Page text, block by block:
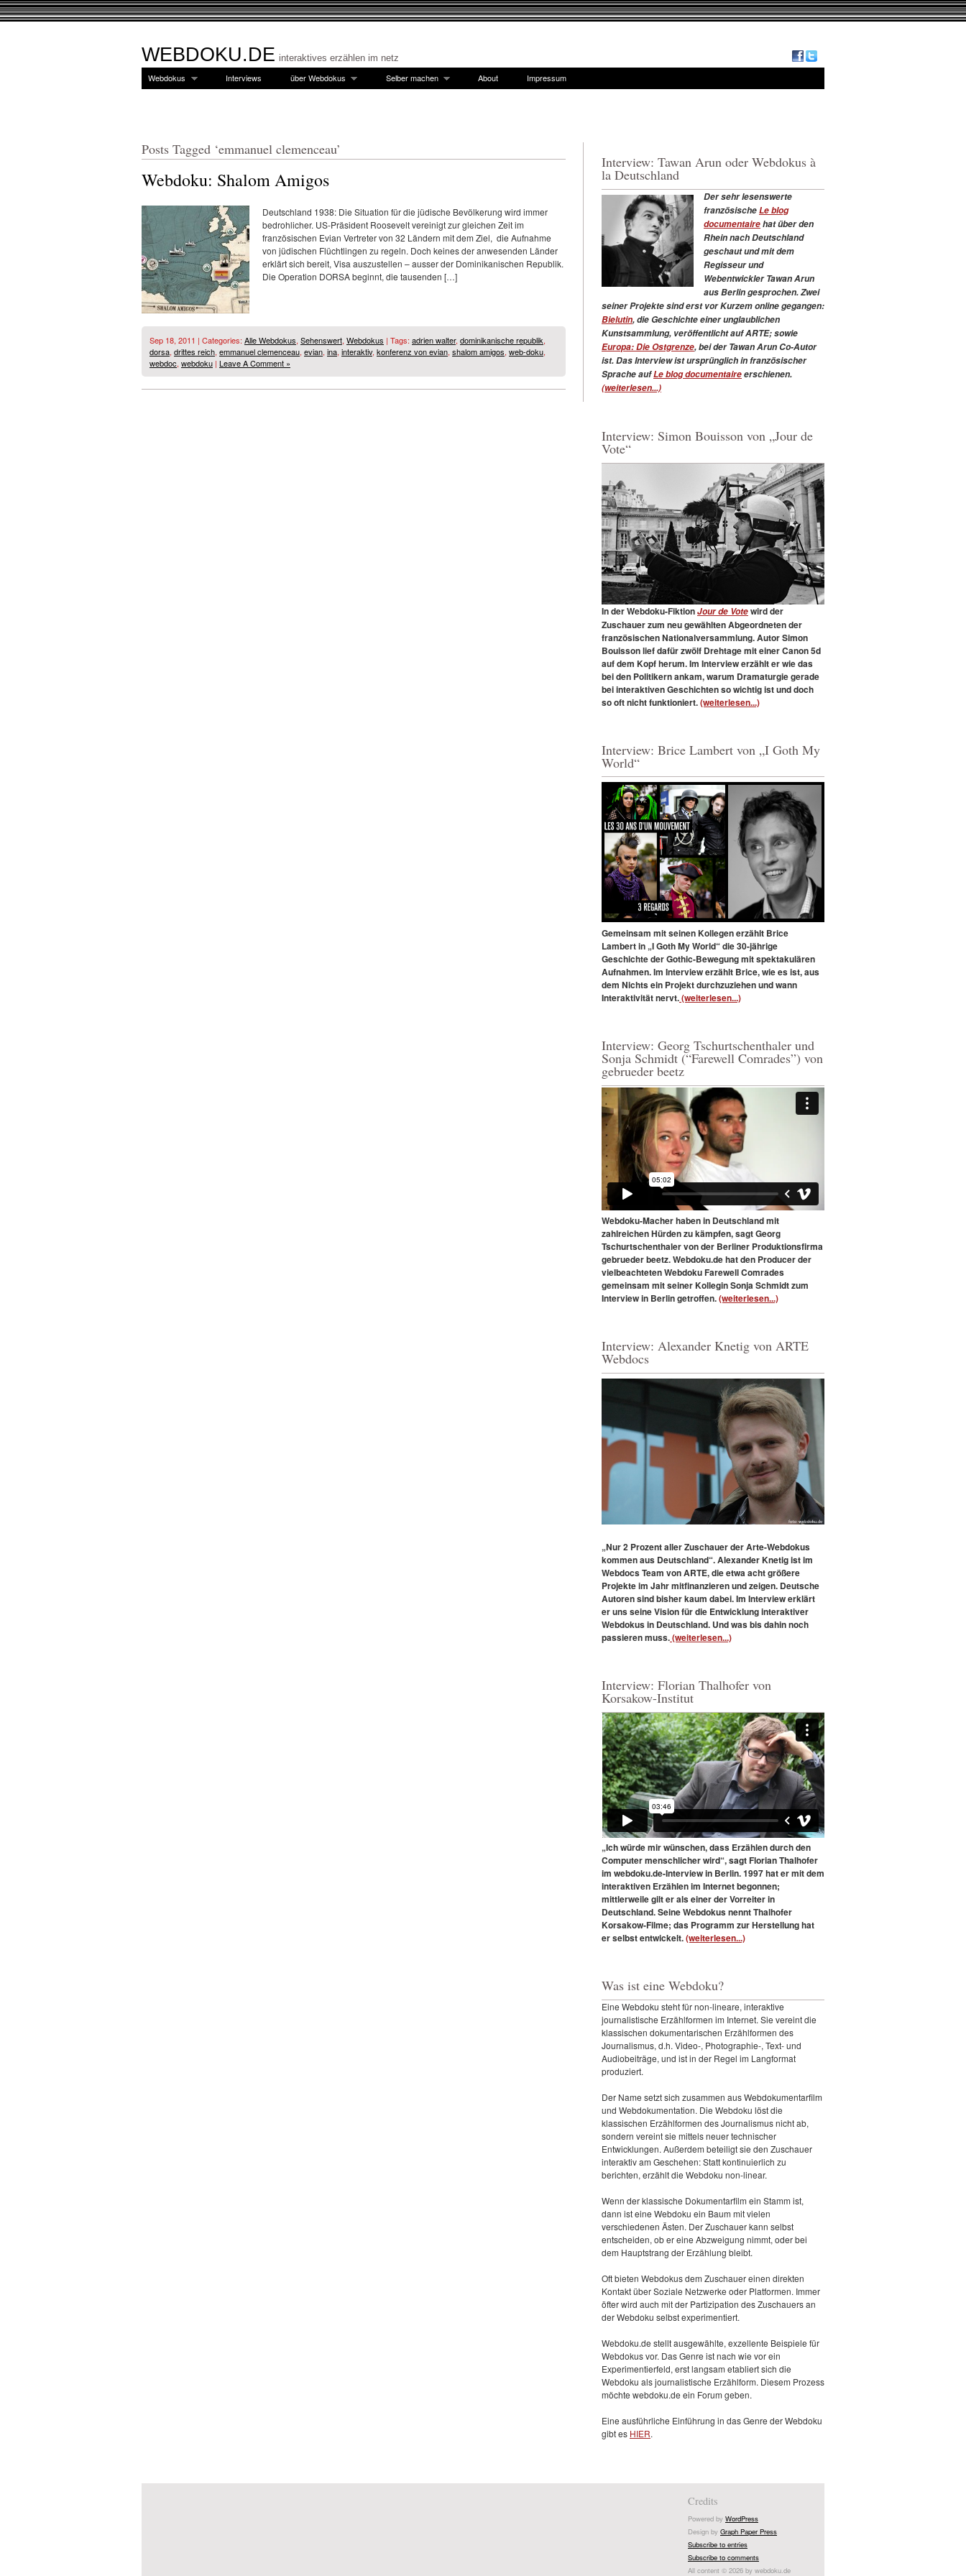
WEBDOKU.DE interaktives erzählen im netz
Webdokus Interviews über Webdokus Selber machen About Impressum
Posts Tagged ‘emmanuel clemenceau’
Webdoku: Shalom Amigos
Deutschland 1938: Die Situation für die jüdische Bevölkerung wird immer
bedrohlicher. US-Präsident Roosevelt vereinigt zur gleichen Zeit im
französischen Evian Vertreter von 32 Ländern mit dem Ziel, die Aufnahme
von jüdischen Flüchtlingen zu regeln. Doch keines der anwesenden Länder
erklärt sich bereit, Visa auszustellen – ausser der Dominikanischen Republik.
Die Operation DORSA beginnt, die tausenden […]
Sep 18, 2011 | Categories: Alle Webdokus, Sehenswert, Webdokus | Tags: adrien walter, dominikanische republik,
dorsa, drittes reich, emmanuel clemenceau, evian, ina, interaktiv, konferenz von evian, shalom amigos, web-doku,
webdoc, webdoku | Leave A Comment »
Interview: Tawan Arun oder Webdokus à
la Deutschland
Der sehr lesenswerte
französischeLe blog
documentairehat über den
Rhein nach Deutschland
geschaut und mit dem
Regisseur und
Webentwickler Tawan Arun
aus Berlin gesprochen. Zwei
seiner Projekte sind erst vor Kurzem online gegangen:
Bielutin, die Geschichte einer unglaublichen
Kunstsammlung, veröffentlicht auf ARTE; sowie
Europa: Die Ostgrenze, bei der Tawan Arun Co-Autor
ist.Das Interview ist ursprünglich in französischer
Sprache aufLe blog documentaireerschienen.
(weiterlesen...)
Interview: Simon Bouisson von „Jour de
Vote“
In der Webdoku-FiktionJour de Votewird der
Zuschauer zum neu gewählten Abgeordneten der
französischen Nationalversammlung. Autor Simon
Bouisson lief dafür zwölf Drehtage mit einer Canon 5d
auf dem Kopf herum. Im Interview erzählt er wie das
bei den Politikern ankam, warum Dramaturgie gerade
bei interaktiven Geschichten so wichtig ist und doch
so oft nicht funktioniert.(weiterlesen...)
Interview: Brice Lambert von „I Goth My
World“
Gemeinsam mit seinen Kollegen erzählt Brice
Lambert in „I Goth My World“ die 30-jährige
Geschichte der Gothic-Bewegung mit spektakulären
Aufnahmen. Im Interview erzählt Brice, wie es ist, aus
dem Nichts ein Projekt durchzuziehen und wann
Interaktivität nervt.(weiterlesen...)
Interview: Georg Tschurtschenthaler und
Sonja Schmidt (“Farewell Comrades”) von
gebrueder beetz
Webdoku-Macher haben in Deutschland mit
zahlreichen Hürden zu kämpfen, sagt Georg
Tschurtschenthaler von der Berliner Produktionsfirma
gebrueder beetz. Webdoku.de hat den Producer der
vielbeachteten Webdoku Farewell Comrades
gemeinsam mit seiner Kollegin Sonja Schmidt zum
Interview in Berlin getroffen.(weiterlesen...)
Interview: Alexander Knetig von ARTE
Webdocs
„Nur 2 Prozent aller Zuschauer der Arte-Webdokus
kommen aus Deutschland“.Alexander Knetig ist im
Webdocs Team von ARTE, die etwa acht größere
Projekte im Jahr mitfinanzieren und zeigen. Deutsche
Autoren sind bisher kaum dabei. Im Interview erklärt
er uns seine Vision für die Entwicklung interaktiver
Webdokus in Deutschland. Und was bis dahin noch
passieren muss.(weiterlesen...)
Interview: Florian Thalhofer von
Korsakow-Institut
„Ich würde mir wünschen, dass Erzählen durch den
Computer menschlicher wird“, sagt Florian Thalhofer
im webdoku.de-Interview in Berlin. 1997 hat er mit dem
interaktiven Erzählen im Internet begonnen;
mittlerweile gilt er als einer der Vorreiter in
Deutschland. Seine Webdokus nennt Thalhofer
Korsakow-Filme; das Programm zur Herstellung hat
er selbst entwickelt.(weiterlesen...)
Was ist eine Webdoku?
Eine Webdoku steht für non-lineare, interaktive
journalistische Erzählformen im Internet. Sie vereint die
klassischen dokumentarischen Erzählformen des
Journalismus, d.h. Video-, Photographie-, Text- und
Audiobeiträge, und ist in der Regel im Langformat
produziert.
Der Name setzt sich zusammen aus Webdokumentarfilm
und Webdokumentation. Die Webdoku löst die
klassischen Erzählformen des Journalismus nicht ab,
sondern vereint sie mittels neuer technischer
Entwicklungen. Außerdem beteiligt sie den Zuschauer
interaktiv am Geschehen: Statt kontinuierlich zu
berichten, erzählt die Webdoku non-linear.
Wenn der klassische Dokumentarfilm ein Stamm ist,
dann ist eine Webdoku ein Baum mit vielen
verschiedenen Ästen. Der Zuschauer kann selbst
entscheiden, ob er eine Abzweigung nimmt, oder bei
dem Hauptstrang der Erzählung bleibt.
Oft bieten Webdokus dem Zuschauer einen direkten
Kontakt über Soziale Netzwerke oder Platformen. Immer
öfter wird auch mit der Partizipation des Zuschauers an
der Webdoku selbst experimentiert.
Webdoku.de stellt ausgewählte, exzellente Beispiele für
Webdokus vor. Das Genre ist nach wie vor ein
Experimentierfeld, erst langsam etabliert sich die
Webdoku als journalistische Erzählform. Diesem Prozess
möchte webdoku.de ein Forum geben.
Eine ausführliche Einführung in das Genre der Webdoku
gibt es HIER.
Credits
Powered by WordPress
Design by Graph Paper Press
Subscribe to entries
Subscribe to comments
All content © 2026 by webdoku.de